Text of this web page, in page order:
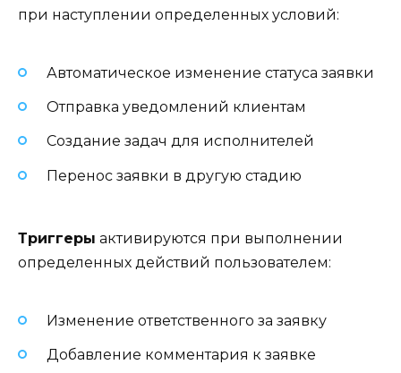
при наступлении определенных условий:
Автоматическое изменение статуса заявки
Отправка уведомлений клиентам
Создание задач для исполнителей
Перенос заявки в другую стадию
Триггеры активируются при выполнении
определенных действий пользователем:
Изменение ответственного за заявку
Добавление комментария к заявке